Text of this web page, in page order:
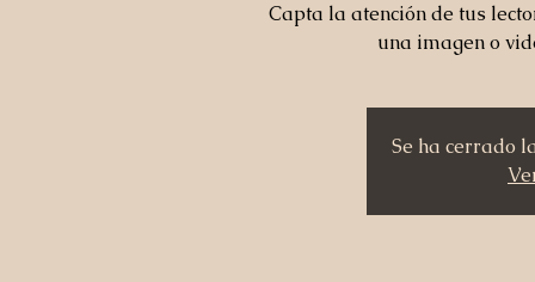
Capta la atención de tus
una imagen o
Se ha cerrado